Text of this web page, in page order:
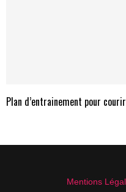
Plan d’entrainement pour
Mentions